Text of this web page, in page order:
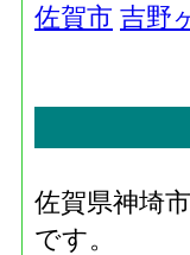
佐賀市 吉野
佐賀県神埼
です。